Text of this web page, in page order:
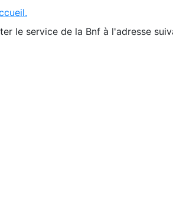
le service de la Bnf à l'adresse